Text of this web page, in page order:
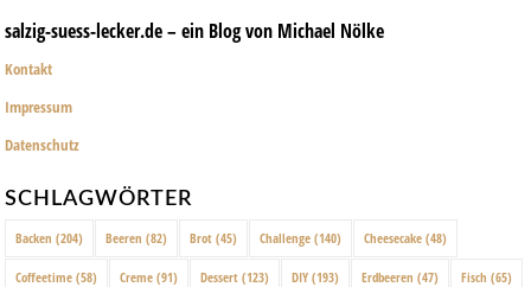
salzig-suess-lecker.de – ein Blog von Michael Nölke
Kontakt
Impressum
Datenschutz
SCHLAGWÖRTER
Backen (204) Beeren (82) Brot (45) Challenge (140) Cheesecake (48)
Coffeetime (58) Creme (91) Dessert (123) DIY (193) Erdbeeren (47) Fisch (65)